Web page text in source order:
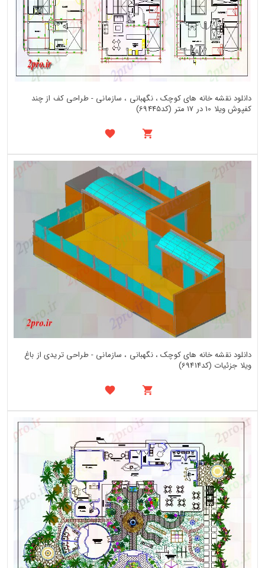
دانلود نقشه خانه های کوچک ، نگهبانی ، سازمانی - طراحی کف از چند
کفپوش ویلا 10 در 17 متر (کد69445)
دانلود نقشه خانه های کوچک ، نگهبانی ، سازمانی - طراحی تریدی از باغ
ویلا جزئیات (کد69414)